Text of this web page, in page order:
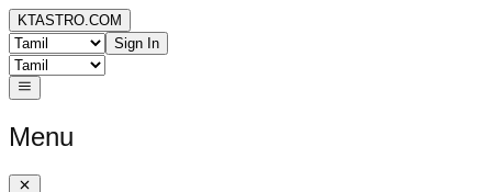
KTASTRO.COM
Sign In
Menu